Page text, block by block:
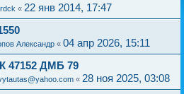
« 22 янв 2014, 17:47
Александр « 04 апр 2026, 15:11
ДМБ 79
« 28 ноя 2025, 03:08